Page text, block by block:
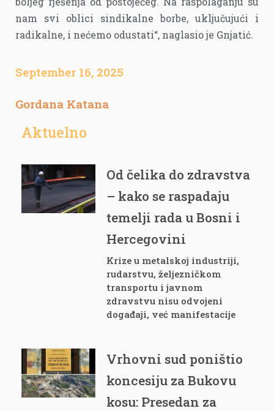
nam svi oblici sindikalne borbe, uključujući i
radikalne, i nećemo odustati“, naglasio je Gnjatić.
September 16, 2025
Gordana Katana
Aktuelno
Od čelika do zdravstva
– kako se raspadaju
temelji rada u Bosni i
Hercegovini
Krize u metalskoj industriji,
rudarstvu, željezničkom
transportu i javnom
zdravstvu nisu odvojeni
događaji, već manifestacije
Vrhovni sud poništio
koncesiju za Bukovu
kosu: Presedan za